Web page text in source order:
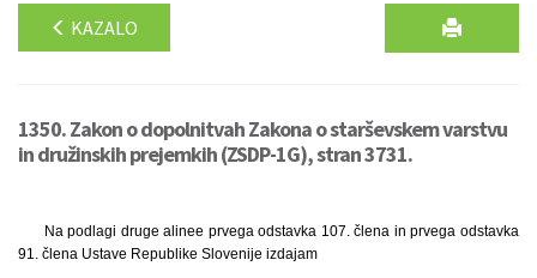
KAZALO
1350. Zakon o dopolnitvah Zakona o starševskem varstvu
in družinskih prejemkih (ZSDP-1G), stran 3731.
Na podlagi druge alinee prvega odstavka 107. člena in prvega odstavka
91. člena Ustave Republike Slovenije izdajam